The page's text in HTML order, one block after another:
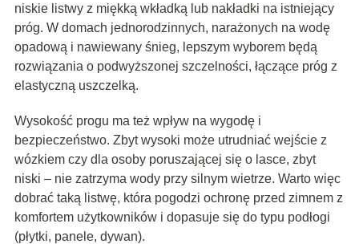
niskie listwy z miękką wkładką lub nakładki na istniejący
próg. W domach jednorodzinnych, narażonych na wodę
opadową i nawiewany śnieg, lepszym wyborem będą
rozwiązania o podwyższonej szczelności, łączące próg z
elastyczną uszczelką.
Wysokość progu ma też wpływ na wygodę i
bezpieczeństwo. Zbyt wysoki może utrudniać wejście z
wózkiem czy dla osoby poruszającej się o lasce, zbyt
niski – nie zatrzyma wody przy silnym wietrze. Warto więc
dobrać taką listwę, która pogodzi ochronę przed zimnem z
komfortem użytkowników i dopasuje się do typu podłogi
(płytki, panele, dywan).